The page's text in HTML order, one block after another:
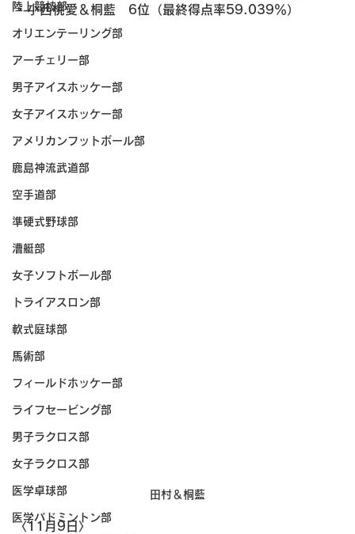
陸上競技部
オリエンテーリング部
アーチェリー部
男子アイスホッケー部
女子アイスホッケー部
アメリカンフットボール部
鹿島神流武道部
空手道部
準硬式野球部
漕艇部
女子ソフトボール部
トライアスロン部
軟式庭球部
馬術部
フィールドホッケー部
ライフセービング部
男子ラクロス部
女子ラクロス部
医学卓球部
医学バドミントン部
・小西桃愛＆桐藍　6位（最終得点率59.039％）
田村＆桐藍
〈11月9日〉